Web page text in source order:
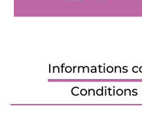
Informations